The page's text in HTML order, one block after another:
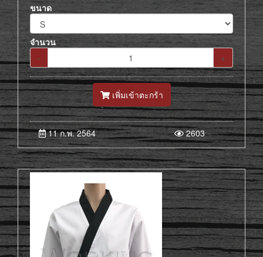
ขนาด
จำนวน
-
+
เพิ่มเข้าตะกร้า
11 ก.พ. 2564 2603